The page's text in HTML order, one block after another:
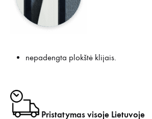
nepadengta plokštė klijais.
Pristatymas visoje Lietuvoje